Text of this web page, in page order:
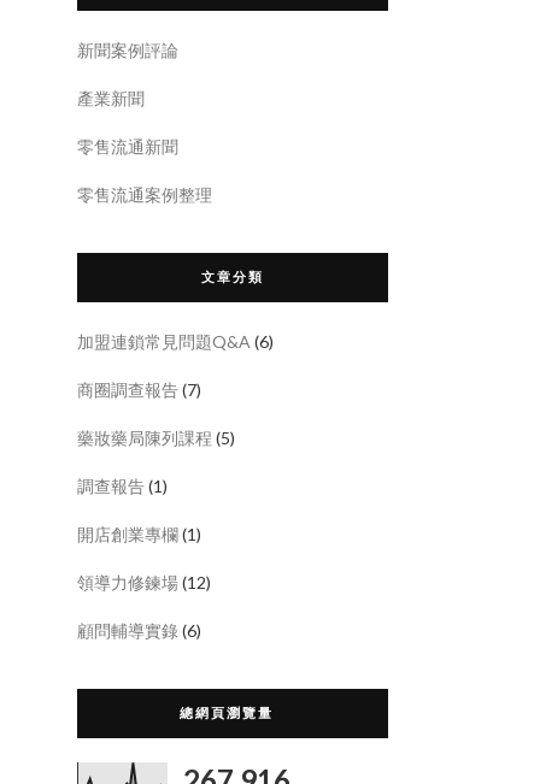
新聞案例評論
產業新聞
零售流通新聞
零售流通案例整理
文章分類
加盟連鎖常見問題Q&A (6)
商圈調查報告(7)
藥妝藥局陳列課程 (5)
調查報告(1)
開店創業專欄(1)
領導力修鍊場(12)
顧問輔導實錄(6)
總網頁瀏覽量